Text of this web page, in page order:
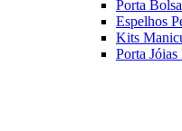
Porta
Espelhos
Kits
Porta Jóias